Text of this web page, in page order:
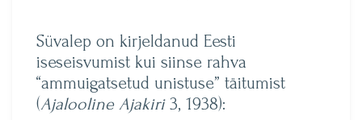
Süvalep on kirjeldanud Eesti
iseseisvumist kui siinse rahva
“ammuigatsetud unistuse” täitumist
(Ajalooline Ajakiri3, 1938):